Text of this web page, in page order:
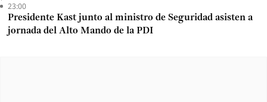
23:00
Presidente Kast junto al ministro de Seguridad asisten a
jornada del Alto Mando de la PDI